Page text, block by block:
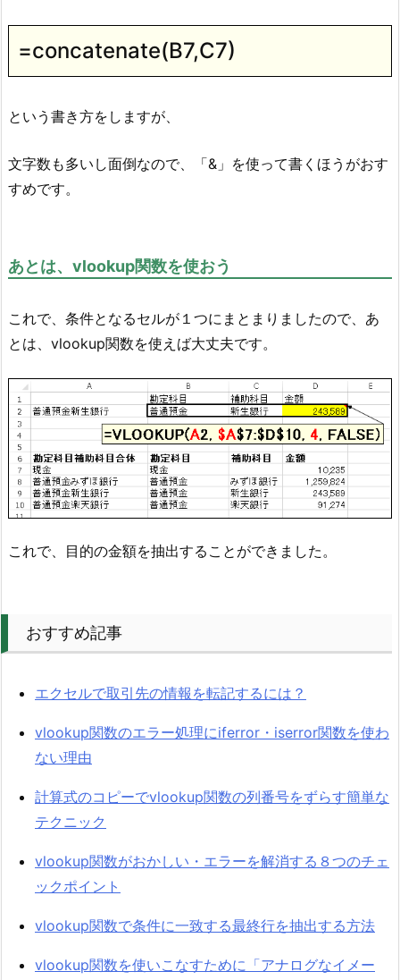
=concatenate(B7,C7)
という書き方をしますが、
文字数も多いし面倒なので、「&」を使って書くほうがおす
すめです。
あとは、vlookup関数を使おう
これで、条件となるセルが１つにまとまりましたので、あ
とは、vlookup関数を使えば大丈夫です。
これで、目的の金額を抽出することができました。
おすすめ記事
エクセルで取引先の情報を転記するには？
vlookup関数のエラー処理にiferror・iserror関数を使わ
ない理由
計算式のコピーでvlookup関数の列番号をずらす簡単な
テクニック
vlookup関数がおかしい・エラーを解消する８つのチェ
ックポイント
vlookup関数で条件に一致する最終行を抽出する方法
vlookup関数を使いこなすために「アナログなイメー